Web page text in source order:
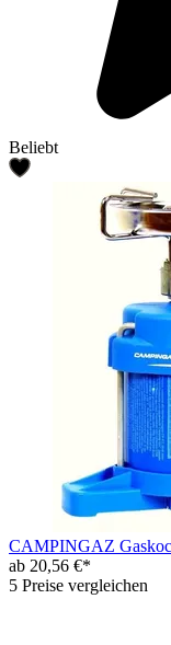
Beliebt
CAMPINGAZ
ab 20,56 €*
5 Preise vergleichen